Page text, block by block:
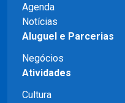
Agenda
Notícias
Aluguel e Parcerias
Negócios
Atividades
Cultura